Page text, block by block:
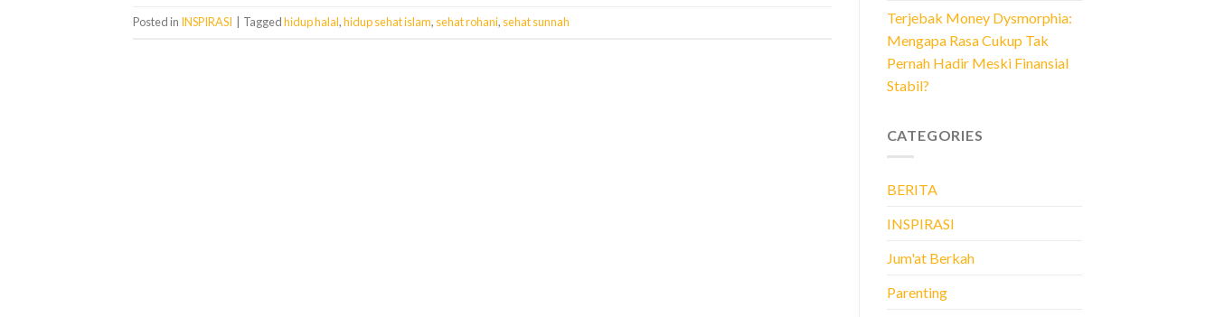
Posted in INSPIRASI Taggedhidup halal,hidup sehat islam, sehat rohani, sehat sunnah
Terjebak Money Dysmorphia:
Mengapa Rasa Cukup Tak
Pernah Hadir Meski Finansial
Stabil?
CATEGORIES
BERITA
INSPIRASI
Jum'at Berkah
Parenting